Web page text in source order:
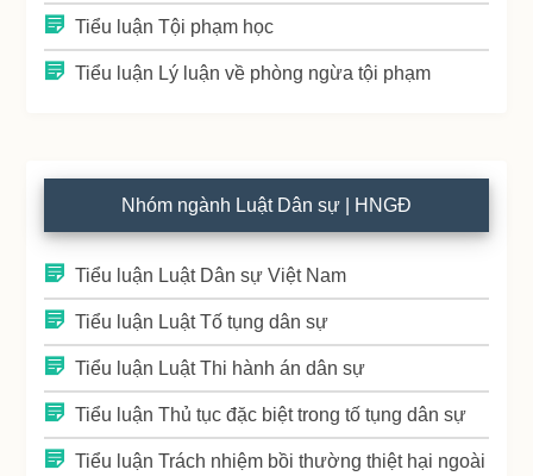
Tiểu luận Tội phạm học
Tiểu luận Lý luận về phòng ngừa tội phạm
Nhóm ngành Luật Dân sự | HNGĐ
Tiểu luận Luật Dân sự Việt Nam
Tiểu luận Luật Tố tụng dân sự
Tiểu luận Luật Thi hành án dân sự
Tiểu luận Thủ tục đặc biệt trong tố tụng dân sự
Tiểu luận Trách nhiệm bồi thường thiệt hại ngoài